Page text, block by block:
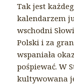
Tak jest
kalendarzem
wschodni
Polski i za
wspaniała
pośpiewać. W
kultywowana